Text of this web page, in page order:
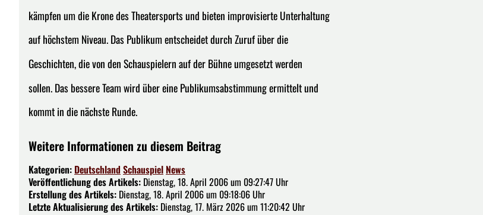
kämpfen um die Krone des Theatersports und bieten improvisierte Unterhaltung
auf höchstem Niveau. Das Publikum entscheidet durch Zuruf über die
Geschichten, die von den Schauspielern auf der Bühne umgesetzt werden
sollen. Das bessere Team wird über eine Publikumsabstimmung ermittelt und
kommt in die nächste Runde.
Weitere Informationen zu diesem Beitrag
Kategorien: Deutschland Schauspiel News
Veröffentlichung des Artikels: Dienstag, 18. April 2006 um 09:27:47 Uhr
Erstellung des Artikels: Dienstag, 18. April 2006 um 09:18:06 Uhr
Letzte Aktualisierung des Artikels: Dienstag, 17. März 2026 um 11:20:42 Uhr